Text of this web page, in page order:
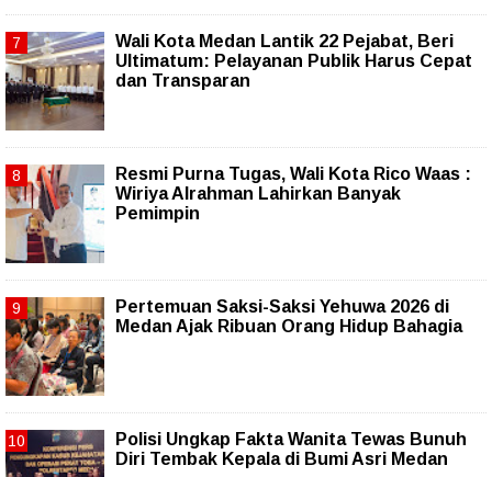
Wali Kota Medan Lantik 22 Pejabat, Beri
Ultimatum: Pelayanan Publik Harus Cepat
dan Transparan
Resmi Purna Tugas, Wali Kota Rico Waas :
Wiriya Alrahman Lahirkan Banyak
Pemimpin
Pertemuan Saksi-Saksi Yehuwa 2026 di
Medan Ajak Ribuan Orang Hidup Bahagia
Polisi Ungkap Fakta Wanita Tewas Bunuh
Diri Tembak Kepala di Bumi Asri Medan